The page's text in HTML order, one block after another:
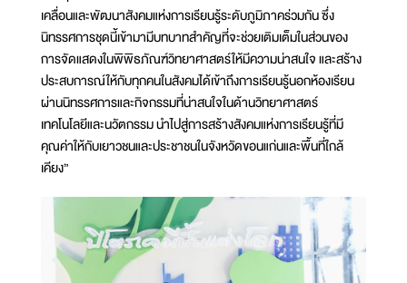
เคลื่อนและพัฒนาสังคมแห่งการเรียนรู้ระดับภูมิภาคร่วมกัน ซึ่ง
นิทรรศการชุดนี้เข้ามามีบทบาทสำคัญที่จะช่วยเติมเต็มในส่วนของ
การจัดแสดงในพิพิธภัณฑ์วิทยาศาสตร์ให้มีความน่าสนใจ และสร้าง
ประสบการณ์ให้กับทุกคนในสังคมได้เข้าถึงการเรียนรู้นอกห้องเรียน
ผ่านนิทรรศการและกิจกรรมที่น่าสนใจในด้านวิทยาศาสตร์
เทคโนโลยีและนวัตกรรม นำไปสู่การสร้างสังคมแห่งการเรียนรู้ที่มี
คุณค่าให้กับเยาวชนและประชาชนในจังหวัดขอนแก่นและพื้นที่ใกล้
เคียง”